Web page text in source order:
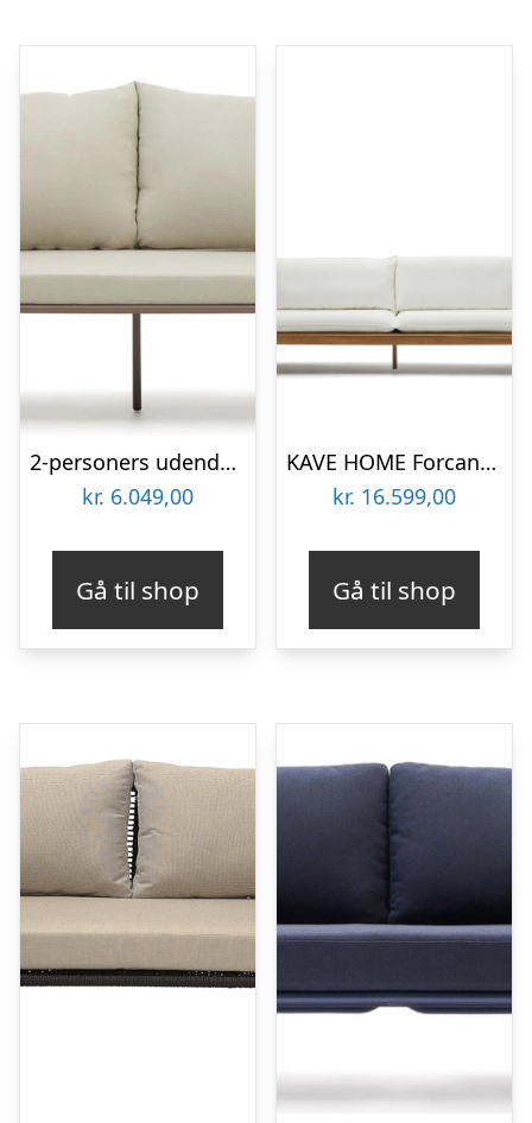
2-personers udendørs sofa Kave Home Bramant moderne nordisk design lilla 176 cm
kr. 6.049,00
Gå til shop
KAVE HOME Forcanera 3 pers. sofa, m. hvid hynde – brun teaktræ
kr. 16.599,00
Gå til shop